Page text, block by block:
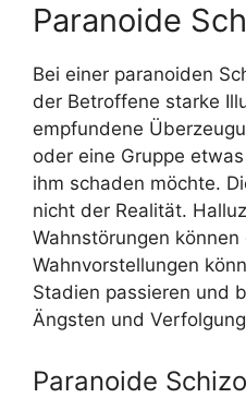
Paranoide
Bei einer paranoiden
der Betroffene starke
empfundene
oder eine Gruppe
ihm schaden möchte.
nicht der Realität.
Wahnstörungen
Wahnvorstellungen
Stadien passieren und
Ängsten und
Paranoide